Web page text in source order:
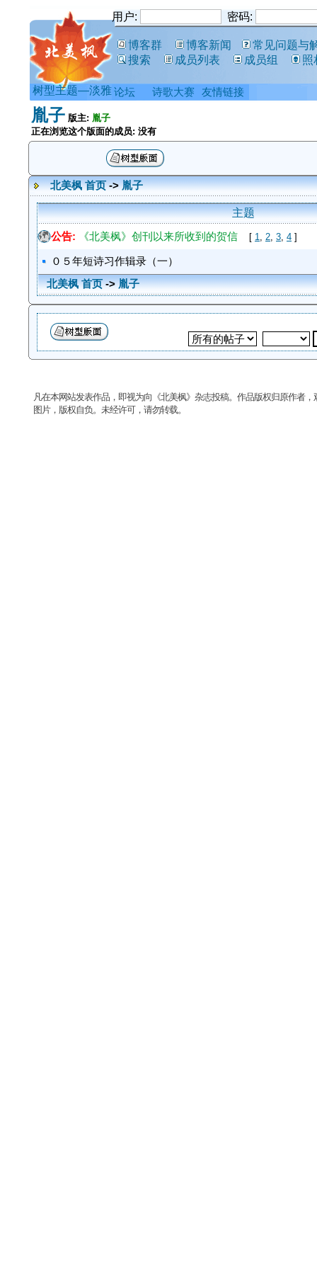
用户: 密码:
博客群 博客新闻
常见问题与
搜索
成员列表 成员组 照
树型主题—淡雅
胤子 版主: 胤子
正在浏览这个版面的成员: 没有
北美枫 首页->胤子
主题
公告:
《北美枫》创刊以来所收到的贺信 [ 1, 2, 3, 4 ]
０５年短诗习作辑录（一）
北美枫 首页->胤子
凡在本网站发表作品，即视为向《北美枫》杂志投稿。作品版权归原作者
图片，版权自负。未经许可，请勿转载。
论坛 诗歌大赛 友情链接